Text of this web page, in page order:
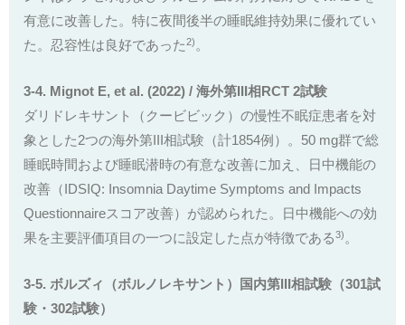
有意に改善した。特に夜間後半の睡眠維持効果に優れてい
た。忍容性は良好であった2) 。
3-4. Mignot E, et al. (2022) / 海外第III相RCT 2試験
ダリドレキサント（クービビック）の慢性不眠症患者を対
象とした2つの海外第III相試験（計1854例）。50 mg群で総
睡眠時間および睡眠潜時の有意な改善に加え、日中機能の
改善（IDSIQ: Insomnia Daytime Symptoms and Impacts
Questionnaireスコア改善）が認められた。日中機能への効
果を主要評価項目の一つに設定した点が特徴である3) 。
3-5. ボルズィ（ボルノレキサント）国内第III相試験（301試
験・302試験）